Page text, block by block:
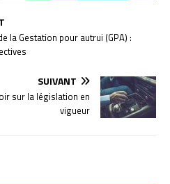
la Gestation pour autrui (GPA) :
SUIVANT
sur la législation en
vigueur